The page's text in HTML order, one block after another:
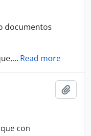
documentos
… Read more
con